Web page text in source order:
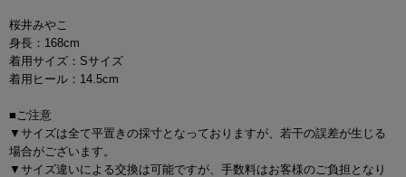
桜井みやこ
身長：168cm
着用サイズ：Sサイズ
着用ヒール：14.5cm
■ご注意
▼サイズは全て平置きの採寸となっておりますが、若干の誤差が生じる
場合がございます。
▼サイズ違いによる交換は可能ですが、手数料はお客様のご負担となり